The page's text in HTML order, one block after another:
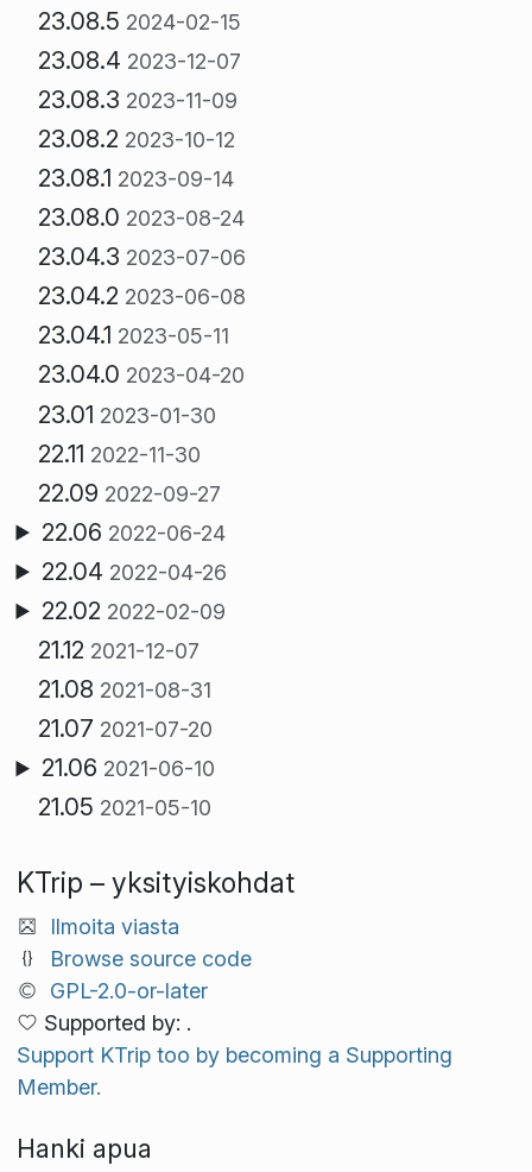
23.08.5 2024-02-15
23.08.4 2023-12-07
23.08.3 2023-11-09
23.08.2 2023-10-12
23.08.1 2023-09-14
23.08.0 2023-08-24
23.04.3 2023-07-06
23.04.2 2023-06-08
23.04.1 2023-05-11
23.04.0 2023-04-20
23.01 2023-01-30
22.11 2022-11-30
22.09 2022-09-27
22.06 2022-06-24
22.04 2022-04-26
22.02 2022-02-09
21.12 2021-12-07
21.08 2021-08-31
21.07 2021-07-20
21.06 2021-06-10
21.05 2021-05-10
KTrip – yksityiskohdat
Ilmoita viasta
Browse source code
GPL-2.0-or-later
Supported by: .
Support KTrip too by becoming a Supporting
Member.
Hanki apua